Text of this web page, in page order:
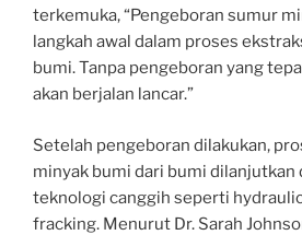
terkemuka, “Pengeboran sumur
langkah awal dalam proses
bumi. Tanpa pengeboran yang
akan berjalan lancar.”
Setelah pengeboran dilakukan,
minyak bumi dari bumi dilanjutkan
teknologi canggih seperti
fracking. Menurut Dr. Sarah